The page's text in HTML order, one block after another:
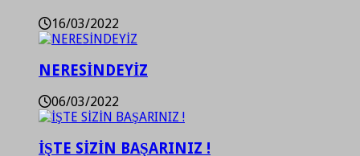
16/03/2022
NERESİNDEYİZ
06/03/2022
İŞTE SİZİN BAŞARINIZ !